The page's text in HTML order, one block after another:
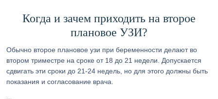
Когда и зачем приходить на второе
плановое УЗИ?
Обычно второе плановое узи при беременности делают во
втором триместре на сроке от 18 до 21 недели. Допускается
сдвигать эти сроки до 21-24 недель, но для этого должны быть
показания и согласование врача.